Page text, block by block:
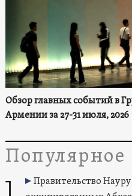
Обзор главных событий в
Армении за 27-31 июля, 2026
Популярное
1
Правительство